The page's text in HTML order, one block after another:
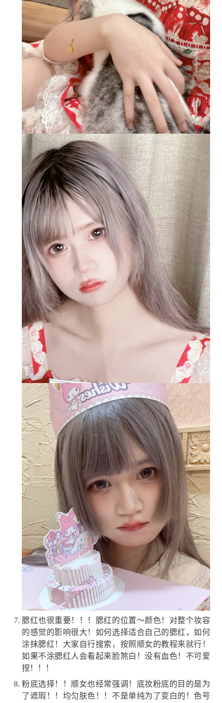
腮红也很重要！！！腮红的位置～颜色！对整个妆容
的感觉的影响很大！如何选择适合自己的腮红，如何
涂抹腮红！大家自行搜索，按照顺女的教程来就行！
如果不涂腮红人会看起来脸煞白！没有血色！不可爱
捏！！！
粉底选择！！顺女也经常强调！底妆粉底的目的是为
了遮瑕！！均匀肤色！！不是单纯为了变白的！色号